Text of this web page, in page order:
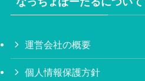
運営会社の概要
個人情報保護方針